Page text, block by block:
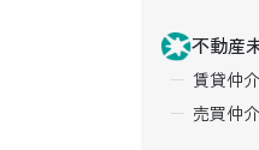
不動産
賃貸仲
売買仲